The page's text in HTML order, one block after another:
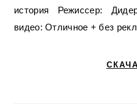
история Режиссер:
видео: Отличное + без